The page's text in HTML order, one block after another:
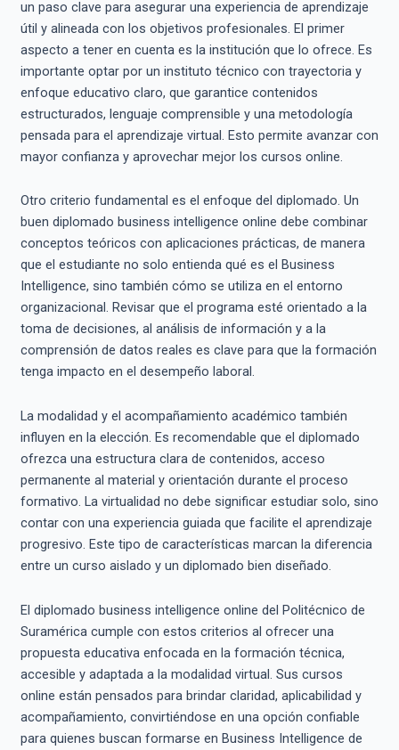
un paso clave para asegurar una experiencia de aprendizaje
útil y alineada con los objetivos profesionales. El primer
aspecto a tener en cuenta es la institución que lo ofrece. Es
importante optar por un instituto técnico con trayectoria y
enfoque educativo claro, que garantice contenidos
estructurados, lenguaje comprensible y una metodología
pensada para el aprendizaje virtual. Esto permite avanzar con
mayor confianza y aprovechar mejor los cursos online.
Otro criterio fundamental es el enfoque del diplomado. Un
buen diplomado business intelligence online debe combinar
conceptos teóricos con aplicaciones prácticas, de manera
que el estudiante no solo entienda qué es el Business
Intelligence, sino también cómo se utiliza en el entorno
organizacional. Revisar que el programa esté orientado a la
toma de decisiones, al análisis de información y a la
comprensión de datos reales es clave para que la formación
tenga impacto en el desempeño laboral.
La modalidad y el acompañamiento académico también
influyen en la elección. Es recomendable que el diplomado
ofrezca una estructura clara de contenidos, acceso
permanente al material y orientación durante el proceso
formativo. La virtualidad no debe significar estudiar solo, sino
contar con una experiencia guiada que facilite el aprendizaje
progresivo. Este tipo de características marcan la diferencia
entre un curso aislado y un diplomado bien diseñado.
El diplomado business intelligence online del Politécnico de
Suramérica cumple con estos criterios al ofrecer una
propuesta educativa enfocada en la formación técnica,
accesible y adaptada a la modalidad virtual. Sus cursos
online están pensados para brindar claridad, aplicabilidad y
acompañamiento, convirtiéndose en una opción confiable
para quienes buscan formarse en Business Intelligence de